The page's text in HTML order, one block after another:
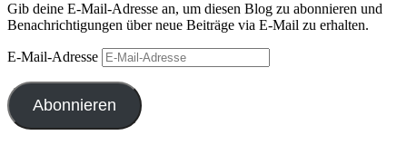
Gib deine E-Mail-Adresse an, um diesen Blog zu abonnieren und
Benachrichtigungen über neue Beiträge via E-Mail zu erhalten.
E-Mail-Adresse
Abonnieren